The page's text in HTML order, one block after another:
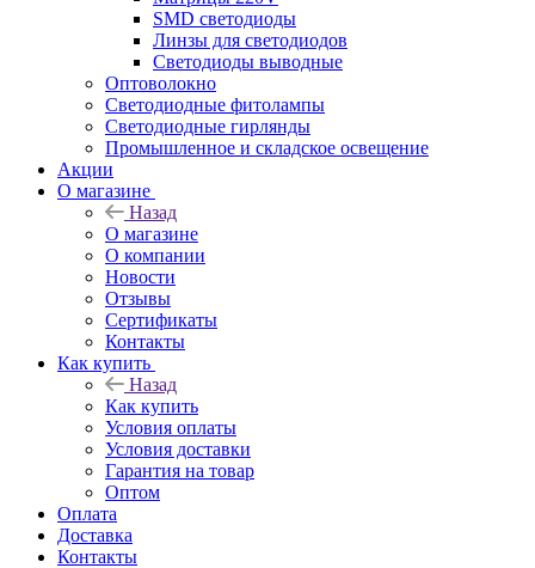
SMD светодиоды
Линзы для светодиодов
Светодиоды выводные
Оптоволокно
Светодиодные фитолампы
Светодиодные гирлянды
Промышленное и складское освещение
Акции
О магазине
Назад
О магазине
О компании
Новости
Отзывы
Сертификаты
Контакты
Как купить
Назад
Как купить
Условия оплаты
Условия доставки
Гарантия на товар
Оптом
Оплата
Доставка
Контакты